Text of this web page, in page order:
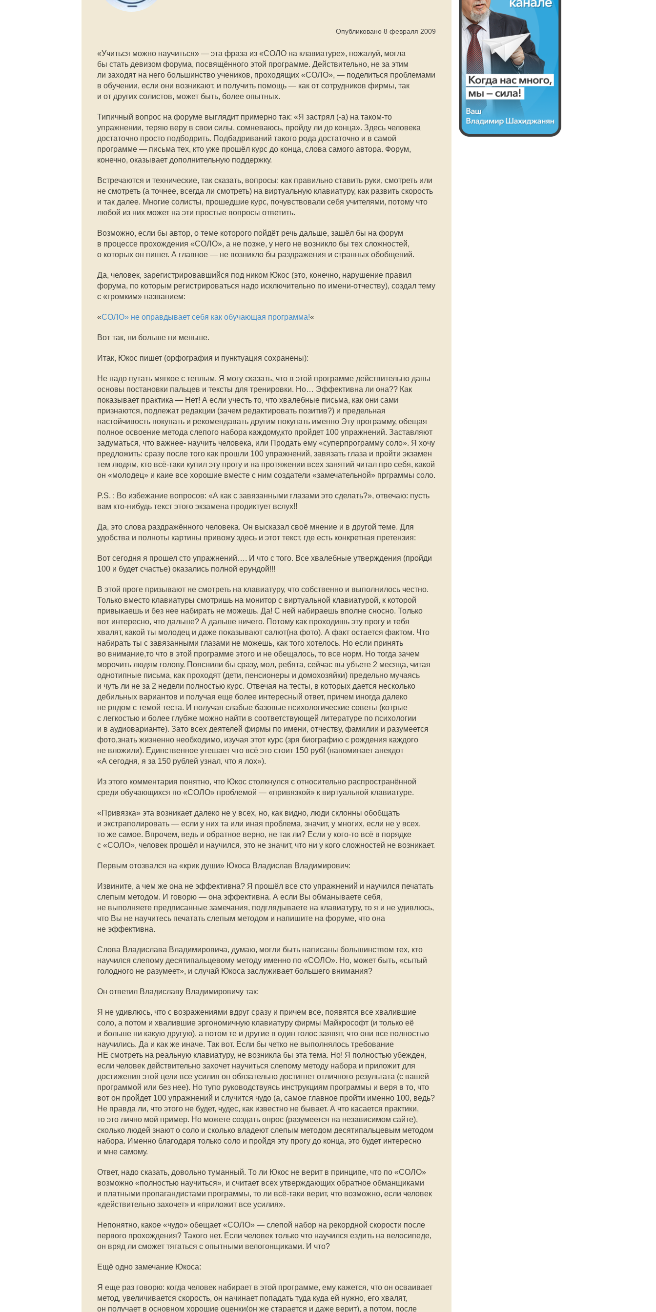
Опубликовано 8 февраля 2009
«Учиться можно научиться» — эта фраза из «СОЛО на клавиатуре», пожалуй, могла
бы стать девизом форума, посвящённого этой программе. Действительно, не за этим
ли заходят на него большинство учеников, проходящих «СОЛО», — поделиться проблемами
в обучении, если они возникают, и получить помощь — как от сотрудников фирмы, так
и от других солистов, может быть, более опытных.
Типичный вопрос на форуме выглядит примерно так: «Я застрял (-а) на таком-то
упражнении, теряю веру в свои силы, сомневаюсь, пройду ли до конца». Здесь человека
достаточно просто подбодрить. Подбадриваний такого рода достаточно и в самой
программе — письма тех, кто уже прошёл курс до конца, слова самого автора. Форум,
конечно, оказывает дополнительную поддержку.
Встречаются и технические, так сказать, вопросы: как правильно ставить руки, смотреть или
не смотреть (а точнее, всегда ли смотреть) на виртуальную клавиатуру, как развить скорость
и так далее. Многие солисты, прошедшие курс, почувствовали себя учителями, потому что
любой из них может на эти простые вопросы ответить.
Возможно, если бы автор, о теме которого пойдёт речь дальше, зашёл бы на форум
в процессе прохождения «СОЛО», а не позже, у него не возникло бы тех сложностей,
о которых он пишет. А главное — не возникло бы раздражения и странных обобщений.
Да, человек, зарегистрировавшийся под ником Юкос (это, конечно, нарушение правил
форума, по которым регистрироваться надо исключительно по имени-отчеству), создал тему
с «громким» названием:
«СОЛО» не оправдывает себя как обучающая программа!«
Вот так, ни больше ни меньше.
Итак, Юкос пишет (орфография и пунктуация сохранены):
Не надо путать мягкое с теплым. Я могу сказать, что в этой программе действительно даны
основы постановки пальцев и тексты для тренировки. Но… Эффективна ли она?? Как
показывает практика — Нет! А если учесть то, что хвалебные письма, как они сами
признаются, подлежат редакции (зачем редактировать позитив?) и предельная
настойчивость покупать и рекомендавать другим покупать именно Эту программу, обещая
полное освоение метода слепого набора каждому,кто пройдет 100 упражнений. Заставляют
задуматься, что важнее- научить человека, или Продать ему «суперпрограмму соло». Я хочу
предложить: сразу после того как прошли 100 упражнений, завязать глаза и пройти экзамен
тем людям, кто всё-таки купил эту прогу и на протяжении всех занятий читал про себя, какой
он «молодец» и каие все хорошие вместе с ним создатели «замечательной» прграммы соло.
P.S. : Во избежание вопросов: «А как с завязанными глазами это сделать?», отвечаю: пусть
вам кто-нибудь текст этого экзамена продиктует вслух!!
Да, это слова раздражённого человека. Он высказал своё мнение и в другой теме. Для
удобства и полноты картины привожу здесь и этот текст, где есть конкретная претензия:
Вот сегодня я прошел сто упражнений…. И что с того. Все хвалебные утверждения (пройди
100 и будет счастье) оказались полной ерундой!!!
В этой проге призывают не смотреть на клавиатуру, что собственно и выполнилось честно.
Только вместо клавиатуры смотришь на монитор с виртуальной клавиатурой, к которой
привыкаешь и без нее набирать не можешь. Да! С ней набираешь вполне сносно. Только
вот интересно, что дальше? А дальше ничего. Потому как проходишь эту прогу и тебя
хвалят, какой ты молодец и даже показывают салют(на фото). А факт остается фактом. Что
набирать ты с завязанными глазами не можешь, как того хотелось. Но если принять
во внимание,то что в этой программе этого и не обещалось, то все норм. Но тогда зачем
морочить людям голову. Пояснили бы сразу, мол, ребята, сейчас вы убъете 2 месяца, читая
однотипные письма, как проходят (дети, пенсионеры и домохозяйки) предельно мучаясь
и чуть ли не за 2 недели полностью курс. Отвечая на тесты, в которых дается несколько
дебильных вариантов и получая еще более интересный ответ, причем иногда далеко
не рядом с темой теста. И получая слабые базовые психологические советы (котрые
с легкостью и более глубже можно найти в соответствующей литературе по психологии
и в аудиоварианте). Зато всех деятелей фирмы по имени, отчеству, фамилии и разумеется
фото,знать жизненно необходимо, изучая этот курс (зря биографию с рождения каждого
не вложили). Единственное утешает что всё это стоит 150 руб! (напоминает анекдот
«А сегодня, я за 150 рублей узнал, что я лох»).
Из этого комментария понятно, что Юкос столкнулся с относительно распространённой
среди обучающихся по «СОЛО» проблемой — «привязкой» к виртуальной клавиатуре.
«Привязка» эта возникает далеко не у всех, но, как видно, люди склонны обобщать
и экстраполировать — если у них та или иная проблема, значит, у многих, если не у всех,
то же самое. Впрочем, ведь и обратное верно, не так ли? Если у кого-то всё в порядке
с «СОЛО», человек прошёл и научился, это не значит, что ни у кого сложностей не возникает.
Первым отозвался на «крик души» Юкоса Владислав Владимирович:
Извините, а чем же она не эффективна? Я прошёл все сто упражнений и научился печатать
слепым методом. И говорю — она эффективна. А если Вы обманываете себя,
не выполняете предписанные замечания, подглядываете на клавиатуру, то я и не удивлюсь,
что Вы не научитесь печатать слепым методом и напишите на форуме, что она
не эффективна.
Слова Владислава Владимировича, думаю, могли быть написаны большинством тех, кто
научился слепому десятипальцевому методу именно по «СОЛО». Но, может быть, «сытый
голодного не разумеет», и случай Юкоса заслуживает большего внимания?
Он ответил Владиславу Владимировичу так:
Я не удивлюсь, что с возражениями вдруг сразу и причем все, появятся все хвалившие
соло, а потом и хвалившие эргономичную клавиатуру фирмы Майкрософт (и только её
и больше ни какую другую), а потом те и другие в один голос заявят, что они все полностью
научились. Да и как же иначе. Так вот. Если бы четко не выполнялось требование
НЕ смотреть на реальную клавиатуру, не возникла бы эта тема. Но! Я полностью убежден,
если человек действительно захочет научиться слепому методу набора и приложит для
достижения этой цели все усилия он обязательно достигнет отличного результата (с вашей
программой или без нее). Но тупо руководствуясь инструкциям программы и веря в то, что
вот он пройдет 100 упражнений и случится чудо (а, самое главное пройти именно 100, ведь?
Не правда ли, что этого не будет, чудес, как известно не бывает. А что касается практики,
то это лично мой пример. Но можете создать опрос (разумеется на независимом сайте),
сколько людей знают о соло и сколько владеют слепым методом десятипальцевым методом
набора. Именно благодаря только соло и пройдя эту прогу до конца, это будет интересно
и мне самому.
Ответ, надо сказать, довольно туманный. То ли Юкос не верит в принципе, что по «СОЛО»
возможно «полностью научиться», и считает всех утверждающих обратное обманщиками
и платными пропагандистами программы, то ли всё-таки верит, что возможно, если человек
«действительно захочет» и «приложит все усилия».
Непонятно, какое «чудо» обещает «СОЛО» — слепой набор на рекордной скорости после
первого прохождения? Такого нет. Если человек только что научился ездить на велосипеде,
он вряд ли сможет тягаться с опытными велогонщиками. И что?
Ещё одно замечание Юкоса:
Я еще раз говорю: когда человек набирает в этой программе, ему кажется, что он осваивает
метод, увеличивается скорость, он начинает попадать туда куда ей нужно, его хвалят,
он получает в основном хорошие оценки(он же старается и даже верит), а потом, после